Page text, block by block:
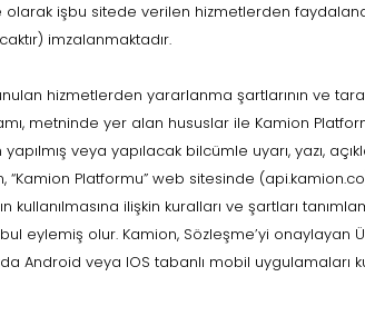
olarak işbu sitede verilen hizmetlerden
imzalanmaktadır.
hizmetlerden yararlanma şartlarının ve
metninde yer alan hususlar ile Kamion
veya yapılacak bilcümle uyarı, yazı,
“Kamion Platformu” web sitesinde
ilişkin kuralları ve şartları
eylemiş olur. Kamion, Sözleşme’yi onaylayan
Android veya IOS tabanlı mobil uygulamaları